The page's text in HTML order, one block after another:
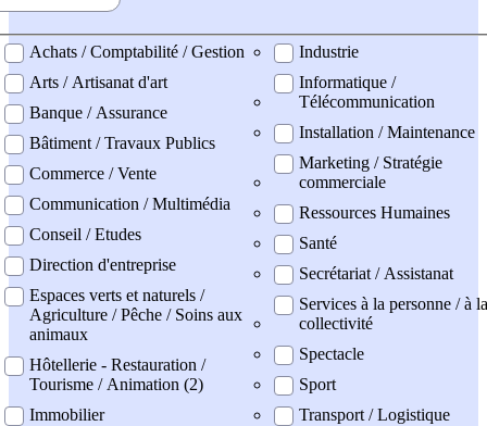
professionel
Achats / Comptabilité / Gestion
Arts / Artisanat d'art
Banque / Assurance
Bâtiment / Travaux Publics
Commerce / Vente
Communication / Multimédia
Conseil / Etudes
Direction d'entreprise
Espaces verts et naturels /
Agriculture / Pêche / Soins aux
animaux
Hôtellerie - Restauration /
Tourisme / Animation (2)
Immobilier
Industrie
Informatique /
Télécommunication
Installation / Maintenance
Marketing / Stratégie
commerciale
Ressources Humaines
Santé
Secrétariat / Assistanat
Services à la personne / à la
collectivité
Spectacle
Sport
Transport / Logistique